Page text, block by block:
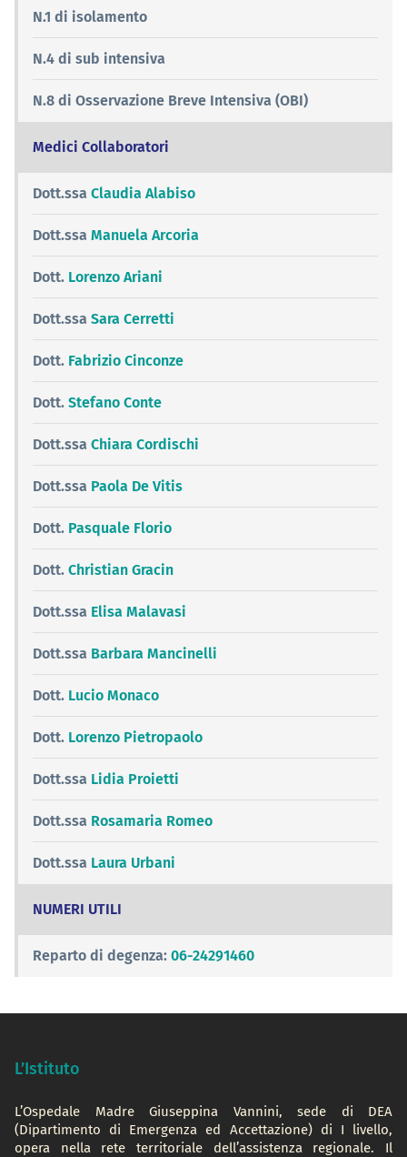
N.1 di isolamento
N.4 di sub intensiva
N.8 di Osservazione Breve Intensiva (OBI)
Medici Collaboratori
Dott.ssa Claudia Alabiso
Dott.ssa Manuela Arcoria
Dott. Lorenzo Ariani
Dott.ssa Sara Cerretti
Dott. Fabrizio Cinconze
Dott. Stefano Conte
Dott.ssa Chiara Cordischi
Dott.ssa Paola De Vitis
Dott. Pasquale Florio
Dott. Christian Gracin
Dott.ssa Elisa Malavasi
Dott.ssa Barbara Mancinelli
Dott. Lucio Monaco
Dott. Lorenzo Pietropaolo
Dott.ssa Lidia Proietti
Dott.ssa Rosamaria Romeo
Dott.ssa Laura Urbani
NUMERI UTILI
Reparto di degenza: 06-24291460
L’Istituto
L’Ospedale Madre Giuseppina Vannini, sede di DEA
(Dipartimento di Emergenza ed Accettazione) di I livello,
opera nella rete territoriale dell’assistenza regionale. Il